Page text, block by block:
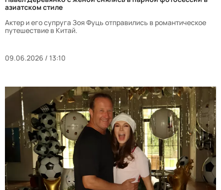
азиатском стиле
Актер и его супруга Зоя Фуць отправились в романтическое
путешествие в Китай.
09.06.2026 / 13:10